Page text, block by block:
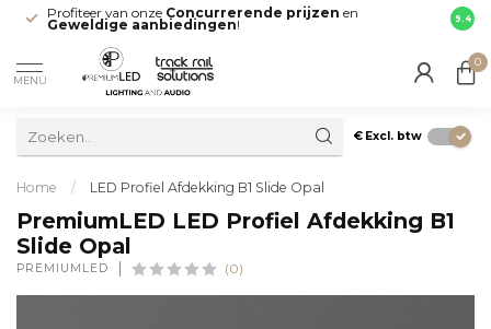
Profiteer van onze Concurrerende prijzen en
Geweldige aanbiedingen! direct
9.4
MENU
0
€ Excl. btw
Home / LED Profiel Afdekking B1 Slide Opal
PremiumLED LED Profiel Afdekking B1
Slide Opal
PREMIUMLED (0)